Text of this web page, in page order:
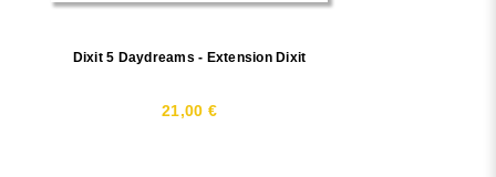
Dixit 5 Daydreams - Extension Dixit
21,00 €